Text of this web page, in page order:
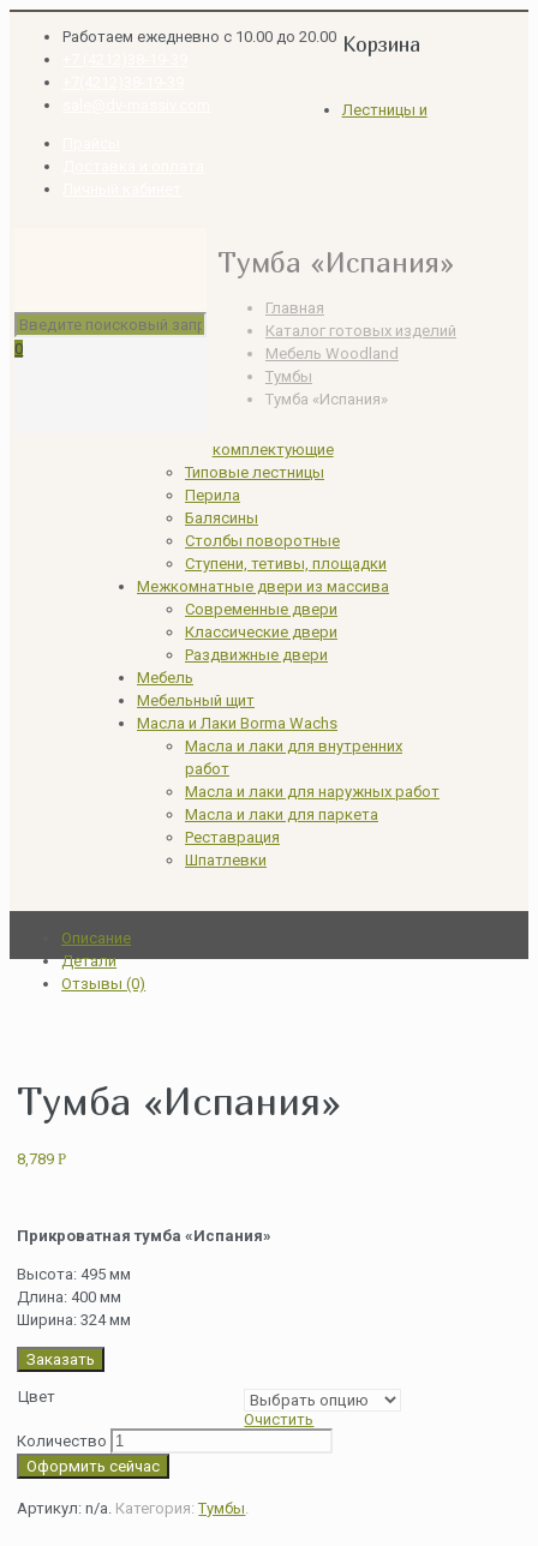
Работаем ежедневно с 10.00 до 20.00
0
Тумба «Испания»
Главная
Каталог готовых изделий
Мебель Woodland
Тумбы
Тумба «Испания»
Корзина
Лестницы и
комплектующие
Типовые лестницы
Перила
Балясины
Столбы поворотные
Ступени, тетивы, площадки
Межкомнатные двери из массива
Современные двери
Классические двери
Раздвижные двери
Мебель
Мебельный щит
Масла и Лаки Borma Wachs
Масла и лаки для внутренних
работ
Масла и лаки для наружных работ
Масла и лаки для паркета
Реставрация
Шпатлевки
Тумба «Испания»
8,789Р
Прикроватная тумба «Испания»
Высота: 495 мм
Длина: 400 мм
Ширина: 324 мм
Заказать
Цвет
Очистить
Количество
Оформить сейчас
Артикул:n/a. Категория:Тумбы.
Описание
Детали
Отзывы (0)